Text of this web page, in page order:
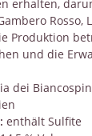
erhalten,
Rosso,
Produktion
und die
dei
enthält Sulfite